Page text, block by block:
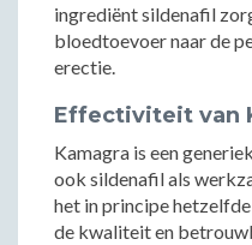
ingrediënt sildenafil
bloedtoevoer naar de
erectie.
Effectiviteit van
Kamagra is een
ook sildenafil als
het in principe
de kwaliteit en